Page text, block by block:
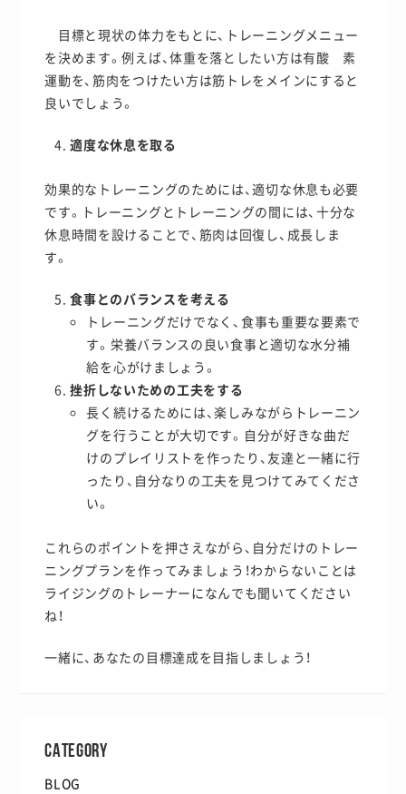
目標と現状の体力をもとに、トレーニングメニュー
を決めます。例えば、体重を落としたい方は有酸 素
運動を、筋肉をつけたい方は筋トレをメインにすると
良いでしょう。
適度な休息を取る
効果的なトレーニングのためには、適切な休息も必要
です。トレーニングとトレーニングの間には、十分な
休息時間を設けることで、筋肉は回復し、成長しま
す。
食事とのバランスを考える
トレーニングだけでなく、食事も重要な要素で
す。栄養バランスの良い食事と適切な水分補
給を心がけましょう。
挫折しないための工夫をする
長く続けるためには、楽しみながらトレーニン
グを行うことが大切です。自分が好きな曲だ
けのプレイリストを作ったり、友達と一緒に行
ったり、自分なりの工夫を見つけてみてくださ
い。
これらのポイントを押さえながら、自分だけのトレー
ニングプランを作ってみましょう！わからないことは
ライジングのトレーナーになんでも聞いてください
ね！
一緒に、あなたの目標達成を目指しましょう！
CATEGORY
BLOG